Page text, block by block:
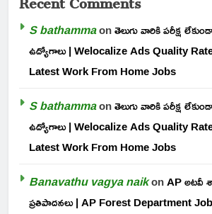
S bathammaonతెలుగు వారికి పరీక్ష
ఉద్యోగాలు | Welocalize Ads Quality
Latest Work From Home Jobs
S bathammaonతెలుగు వారికి పరీక్ష
ఉద్యోగాలు | Welocalize Ads Quality
Latest Work From Home Jobs
Banavathu vagya naikonAP అటవీ
ప్రతిపాదనలు | AP Forest Department